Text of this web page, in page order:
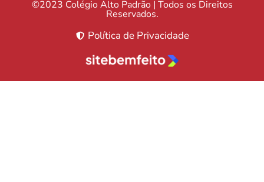
©2023 Colégio Alto Padrão | Todos os Direitos
Reservados.
Política de Privacidade